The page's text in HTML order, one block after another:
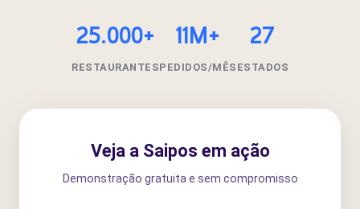
25.000+
RESTAURANTES
11M+
PEDIDOS/MÊS
27
ESTADOS
Veja a Saipos em ação
Demonstração gratuita e sem compromisso